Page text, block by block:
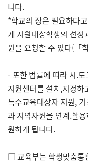
니다.
*학교의 장은 필요하다
게 지원대상학생의 선
원을 요청할 수 있다(「
- 또한 법률에 따라 시.
지원센터를 설치,지정하
특수교육대상자 지원,
과 지역자원을 연계.활
원하게 됩니다.
□ 교육부는 학생맞춤통